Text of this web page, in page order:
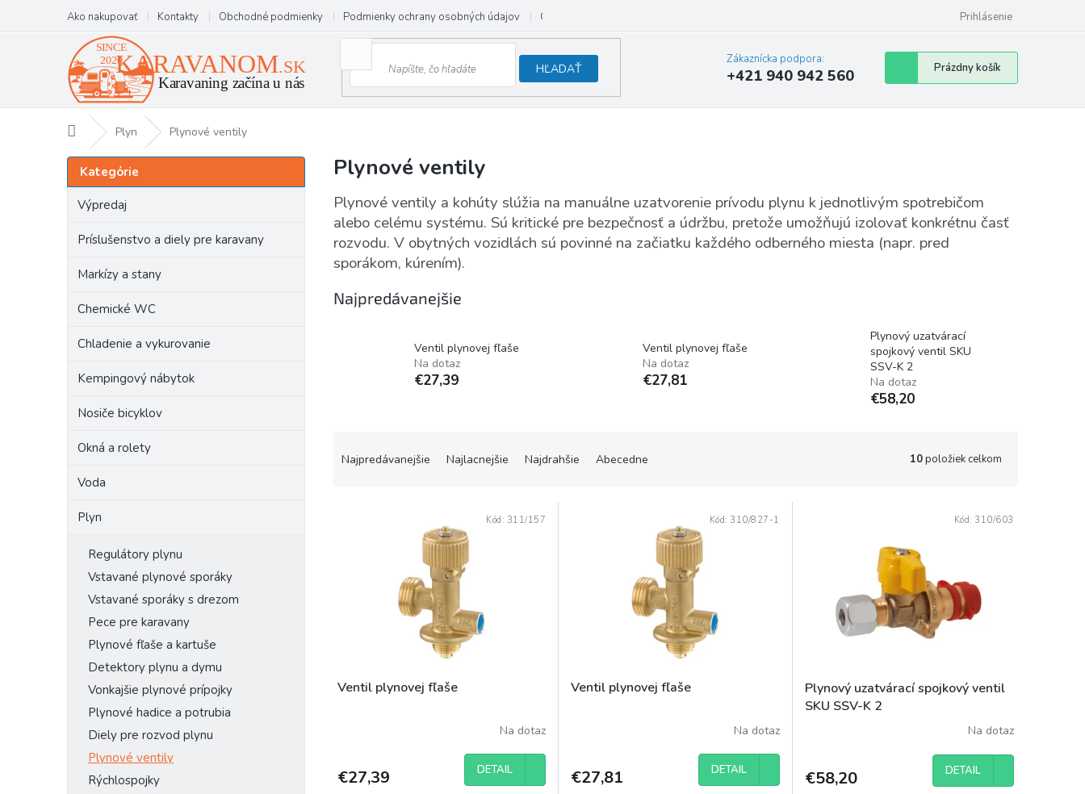
obsah
Ako nakupovať Kontakty Obchodné podmienky Podmienky ochrany osobných údajov Odstúpenie od zmluvy Prihlásenie
HĽADAŤ
Zákaznícka podpora:
+421 940 942 560
Nákupný
košík
Prázdny košík
DomovPlyn Plynové ventily
B
o
Preskočiť
kategórie
Kategórie
Výpredaj
Príslušenstvo a diely pre karavany
Markízy a stany
Chemické WC
Chladenie a vykurovanie
Kempingový nábytok
Nosiče bicyklov
Okná a rolety
Voda
Plyn
Regulátory plynu
Vstavané plynové sporáky
Vstavané sporáky s drezom
Pece pre karavany
Plynové fľaše a kartuše
Detektory plynu a dymu
Vonkajšie plynové prípojky
Plynové hadice a potrubia
Diely pre rozvod plynu
Plynové ventily
Rýchlospojky
Plynové ventily
Plynové ventily a kohúty slúžia na manuálne uzatvorenie prívodu plynu k jednotlivým spotrebičom
alebo celému systému. Sú kritické pre bezpečnosť a údržbu, pretože umožňujú izolovať konkrétnu časť
rozvodu. V obytných vozidlách sú povinné na začiatku každého odberného miesta (napr. pred
sporákom, kúrením).
Najpredávanejšie
Ventil plynovej fľaše
Na dotaz
€27,39
Ventil plynovej fľaše
Na dotaz
€27,81
Plynový uzatvárací
spojkový ventil SKU
SSV-K 2
Na dotaz
€58,20
o
Najpredávanejšie Najlacnejšie Najdrahšie Abecedne 10položiek celkom
kVentil plynovej fľaše
Na dotaz
€27,39 DETAIL
Kód: 311/157
Ventil plynovej fľaše
Na dotaz
€27,81 DETAIL
Kód: 310/827-1
Plynový uzatvárací spojkový ventil
SKU SSV-K 2
Na dotaz
€58,20 DETAIL
Kód: 310/603